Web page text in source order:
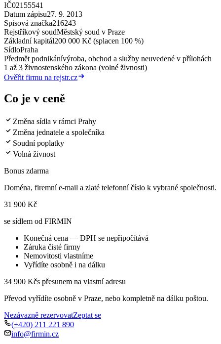
IČ02155541
Datum zápisu27. 9. 2013
Spisová značka216243
Rejstříkový soudMěstský soud v Praze
Základní kapitál200 000 Kč (splacen 100 %)
SídloPraha
Předmět podnikánívýroba, obchod a služby neuvedené v přílohách
1 až 3 živnostenského zákona (volné živnosti)
Ověřit firmu na rejstr.cz
Co je v ceně
Změna sídla v rámci Prahy
Změna jednatele a společníka
Soudní poplatky
Volná živnost
Bonus zdarma
Doména, firemní e-mail a zlaté telefonní číslo k vybrané společnosti.
31 900 Kč
se sídlem od FIRMIN
Konečná cena — DPH se nepřipočítává
Záruka čisté firmy
Nemovitosti vlastníme
Vyřídíte osobně i na dálku
34 900 Kčs přesunem na vlastní adresu
Převod vyřídíte osobně v Praze, nebo kompletně na dálku poštou.
Nezávazně rezervovatZeptat se
(+420) 211 221 890
info@firmin.cz